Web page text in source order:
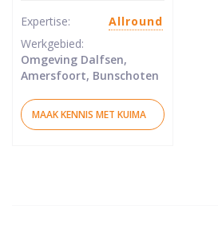
Expertise:
Allround
Werkgebied:
Omgeving Dalfsen,
Amersfoort, Bunschoten
MAAK KENNIS MET KUIMA